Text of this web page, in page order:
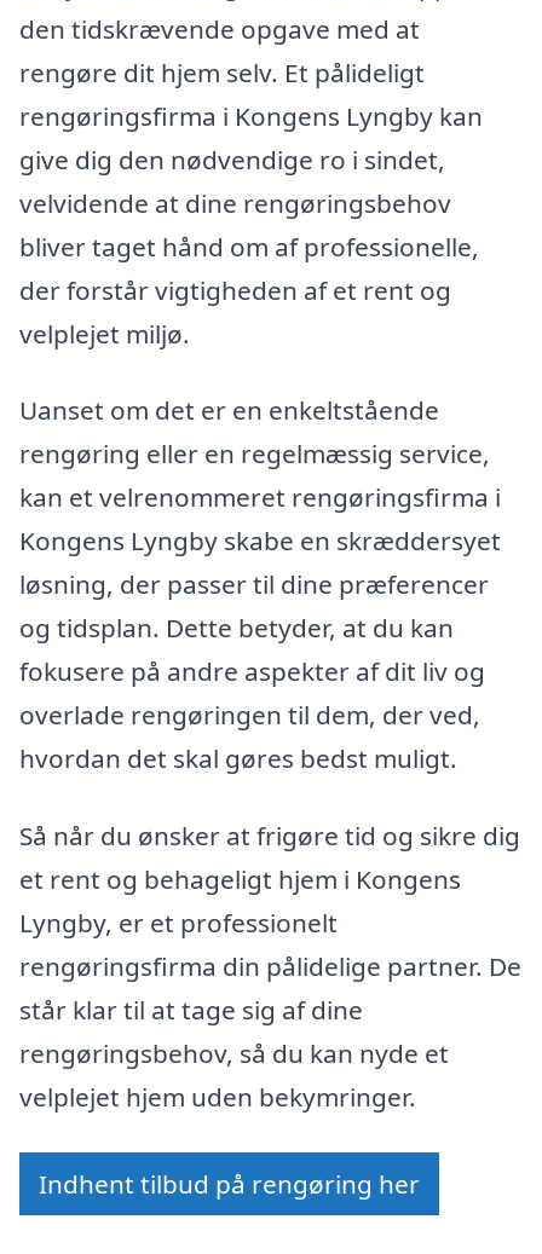
den tidskrævende opgave med at
rengøre dit hjem selv. Et pålideligt
rengøringsfirma i Kongens Lyngby kan
give dig den nødvendige ro i sindet,
velvidende at dine rengøringsbehov
bliver taget hånd om af professionelle,
der forstår vigtigheden af et rent og
velplejet miljø.
Uanset om det er en enkeltstående
rengøring eller en regelmæssig service,
kan et velrenommeret rengøringsfirma i
Kongens Lyngby skabe en skræddersyet
løsning, der passer til dine præferencer
og tidsplan. Dette betyder, at du kan
fokusere på andre aspekter af dit liv og
overlade rengøringen til dem, der ved,
hvordan det skal gøres bedst muligt.
Så når du ønsker at frigøre tid og sikre dig
et rent og behageligt hjem i Kongens
Lyngby, er et professionelt
rengøringsfirma din pålidelige partner. De
står klar til at tage sig af dine
rengøringsbehov, så du kan nyde et
velplejet hjem uden bekymringer.
Indhent tilbud på rengøring her